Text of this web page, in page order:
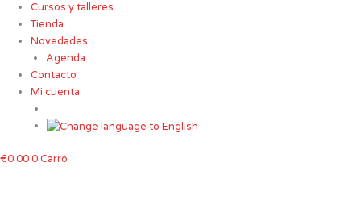
Cursos y talleres
Tienda
Novedades
Agenda
Contacto
Mi cuenta
€0.000Carro